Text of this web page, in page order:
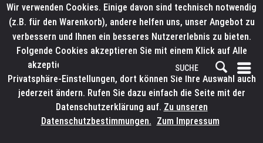
ÜBERSICHT NEBEL UND EFFEKTE
Wir verwenden Cookies. Einige davon sind technisch notwendig
(z.B. für den Warenkorb), andere helfen uns, unser Angebot zu
verbessern und Ihnen ein besseres Nutzererlebnis zu bieten.
Folgende Cookies akzeptieren Sie mit einem Klick auf Alle
akzeptieren. Weitere Informationen finden Sie in den
Privatsphäre-Einstellungen, dort können Sie Ihre Auswahl auch
jederzeit ändern. Rufen Sie dazu einfach die Seite mit der
Datenschutzerklärung auf. Zu unseren
Datenschutzbestimmungen. Zum Impressum